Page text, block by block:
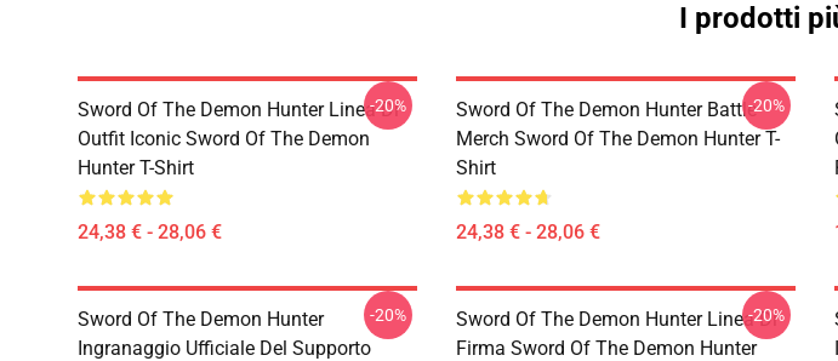
I prodotti
Sword Of The Demon Hunter Linea Di
Outfit Iconic Sword Of The Demon
Hunter T-Shirt
24,38 € - 28,06 €
-20%
Sword Of The Demon Hunter Battle
Merch Sword Of The Demon Hunter T-
Shirt
24,38 € - 28,06 €
-20%
Sword Of The Demon Hunter
Ingranaggio Ufficiale Del Supporto
-20%
Sword Of The Demon Hunter Linea Di
Firma Sword Of The Demon Hunter
-20%